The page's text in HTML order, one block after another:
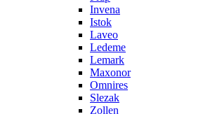
Invena
Istok
Laveo
Ledeme
Lemark
Maxonor
Omnires
Slezak
Zollen